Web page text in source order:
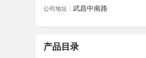
公司地址： 武昌中南路
产品目录